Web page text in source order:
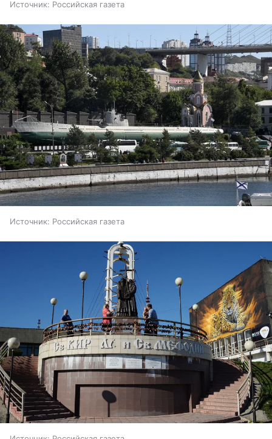
Источник: Российская газета
Источник: Российская газета